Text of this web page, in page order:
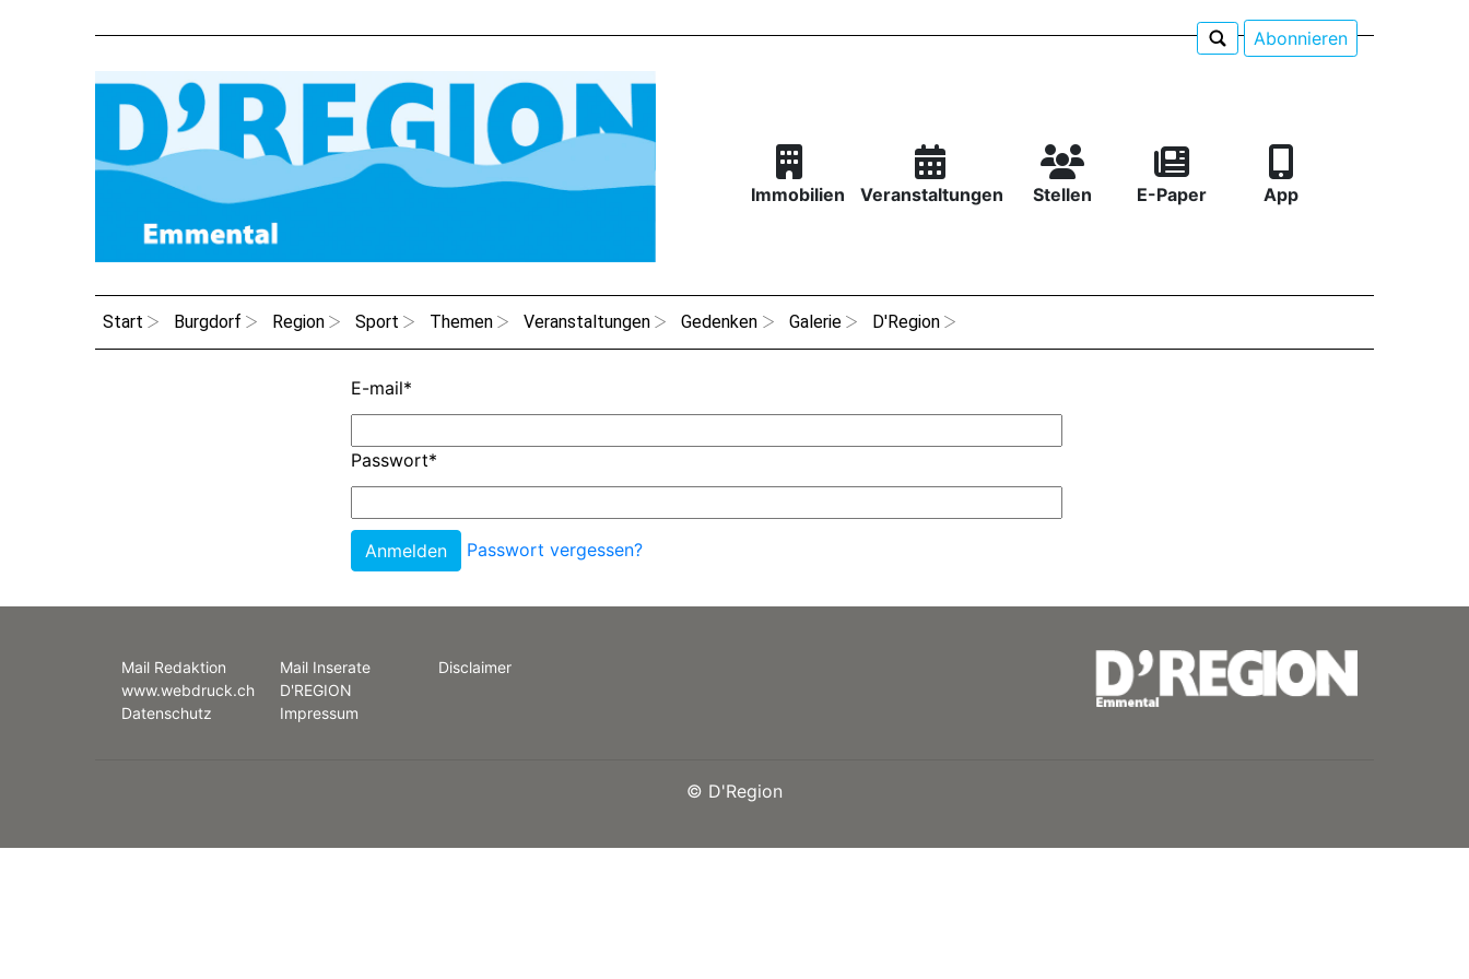
Abonnieren
Immobilien Veranstaltungen Stellen E-Paper App
Start Burgdorf Region Sport Themen Veranstaltungen Gedenken Galerie D'Region
E-mail*
Passwort*
Passwort vergessen?
Mail Redaktion
www.webdruck.ch
Datenschutz
Mail Inserate
D'REGION
Impressum
Disclaimer
© D'Region